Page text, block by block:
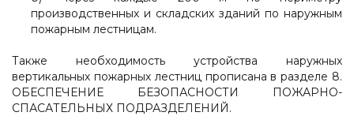
производственных и складских зданий по наружным
пожарным лестницам.
Также необходимость устройства наружных
вертикальных пожарных лестниц прописана в разделе 8.
ОБЕСПЕЧЕНИЕ БЕЗОПАСНОСТИ ПОЖАРНО-
СПАСАТЕЛЬНЫХ ПОДРАЗДЕЛЕНИЙ.